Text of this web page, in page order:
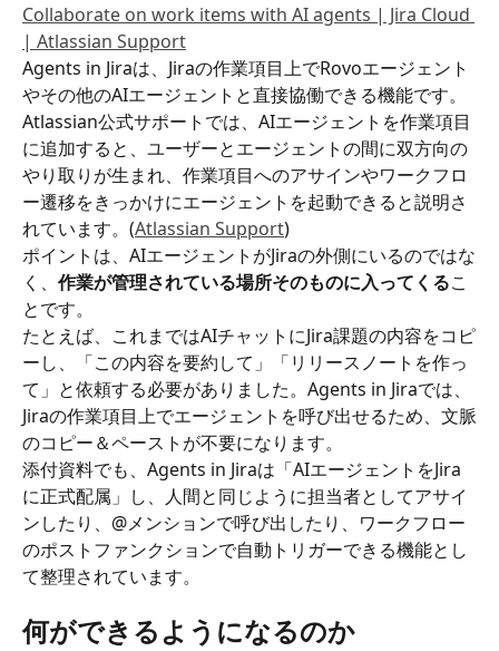
Collaborate on work items with AI agents | Jira Cloud
| Atlassian Support
Agents in Jiraは、Jiraの作業項目上でRovoエージェント
やその他のAIエージェントと直接協働できる機能です。
Atlassian公式サポートでは、AIエージェントを作業項目
に追加すると、ユーザーとエージェントの間に双方向の
やり取りが生まれ、作業項目へのアサインやワークフロ
ー遷移をきっかけにエージェントを起動できると説明さ
れています。(Atlassian Support)
ポイントは、AIエージェントがJiraの外側にいるのではな
く、 作業が管理されている場所そのものに入ってくるこ
とです。
たとえば、これまではAIチャットにJira課題の内容をコピ
ーし、「この内容を要約して」「リリースノートを作っ
て」と依頼する必要がありました。Agents in Jiraでは、
Jiraの作業項目上でエージェントを呼び出せるため、文脈
のコピー＆ペーストが不要になります。
添付資料でも、Agents in Jiraは「AIエージェントをJira
に正式配属」し、人間と同じように担当者としてアサイ
ンしたり、@メンションで呼び出したり、ワークフロー
のポストファンクションで自動トリガーできる機能とし
て整理されています。
何ができるようになるのか